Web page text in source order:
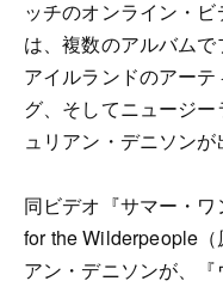
ッチのオンライン・
は、複数のアルバム
アイルランドのアー
グ、そしてニュージ
ュリアン・デニソンが
同ビデオ『サマー・
for the Wilderpeople
アン・デニソンが、